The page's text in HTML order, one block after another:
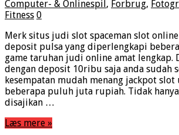
Computer- & Onlinespil, Forbrug,
Fitness 0
Merk situs judi slot spaceman slot
deposit pulsa yang diperlengkapi
game taruhan judi online amat lengkap.
dengan deposit 10ribu saja anda sudah
kesempatan mudah menang jackpot slot
beberapa puluh juta rupiah. Tidak
disajikan …
Læs mere »